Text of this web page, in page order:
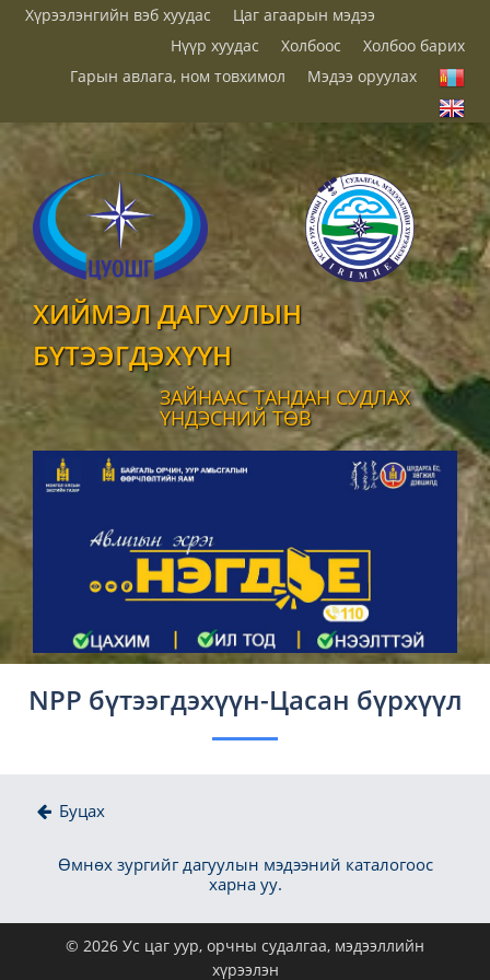
Хүрээлэнгийн вэб хуудас
Цаг агаарын мэдээ
Нүүр хуудас
Холбоос
Холбоо барих
Гарын авлага, ном товхимол
Мэдээ оруулах
ХИЙМЭЛ ДАГУУЛЫН
БҮТЭЭГДЭХҮҮН
ЗАЙНААС ТАНДАН СУДЛАХ
ҮНДЭСНИЙ ТӨВ
NPP бүтээгдэхүүн-Цасан бүрхүүл
Буцах
Өмнөх зургийг дагуулын мэдээний каталогоос
харна уу.
© 2026 Ус цаг уур, орчны судалгаа, мэдээллийн
хүрээлэн